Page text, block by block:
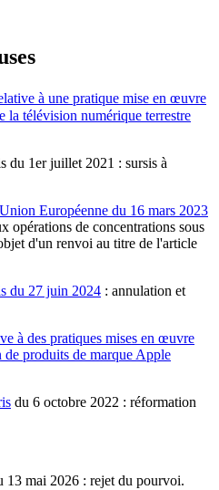
à une pratique mise en œuvre
la télévision numérique terrestre
du 1er juillet 2021 : sursis à
Européenne du 16 mars 2023
opérations de concentrations sous
d'un renvoi au titre de l'article
du 27 juin 2024 : annulation et
à des pratiques mises en œuvre
de produits de marque Apple
du 6 octobre 2022 : réformation
13 mai 2026 : rejet du pourvoi.